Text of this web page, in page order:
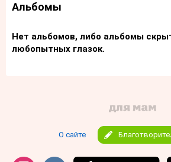
Альбомы
Нет альбомов, либо альбомы
любопытных глазок.
О сайте